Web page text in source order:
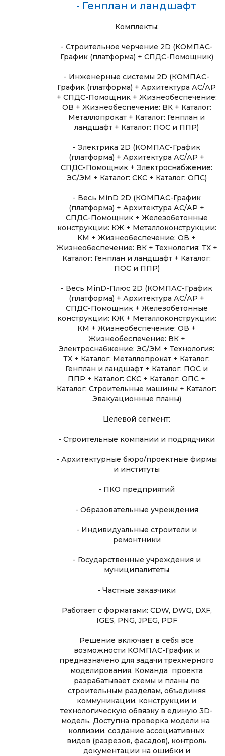
- Генплан и ландшафт
Комплекты:
- Строительное черчение 2D (КОМПАС-
График (платформа) + СПДС-Помощник)
- Инженерные системы 2D (КОМПАС-
График (платформа) + Архитектура АС/АР
+ СПДС-Помощник + Жизнеобеспечение:
ОВ + Жизнеобеспечение: ВК + Каталог:
Металлопрокат + Каталог: Генплан и
ландшафт + Каталог: ПОС и ППР)
- Электрика 2D (КОМПАС-График
(платформа) + Архитектура АС/АР +
СПДС-Помощник + Электроснабжение:
ЭС/ЭМ + Каталог: СКС + Каталог: ОПС)
- Весь MinD 2D (КОМПАС-График
(платформа) + Архитектура АС/АР +
СПДС-Помощник + Железобетонные
конструкции: КЖ + Металлоконструкции:
КМ + Жизнеобеспечение: ОВ +
Жизнеобеспечение: ВК + Технология: ТХ +
Каталог: Генплан и ландшафт + Каталог:
ПОС и ППР)
- Весь MinD-Плюс 2D (КОМПАС-График
(платформа) + Архитектура АС/АР +
СПДС-Помощник + Железобетонные
конструкции: КЖ + Металлоконструкции:
КМ + Жизнеобеспечение: ОВ +
Жизнеобеспечение: ВК +
Электроснабжение: ЭС/ЭМ + Технология:
ТХ + Каталог: Металлопрокат + Каталог:
Генплан и ландшафт + Каталог: ПОС и
ППР + Каталог: СКС + Каталог: ОПС +
Каталог: Строительные машины + Каталог:
Эвакуационные планы)
Целевой сегмент:
- Строительные компании и подрядчики
- Архитектурные бюро/проектные фирмы
и институты
- ПКО предприятий
- Образовательные учреждения
- Индивидуальные строители и
ремонтники
- Государственные учреждения и
муниципалитеты
- Частные заказчики
Работает с форматами: CDW, DWG, DXF,
IGES, PNG, JPEG, PDF
Решение включает в себя все
возможности КОМПАС-График и
предназначено для задачи трехмерного
моделирования. Команда проекта
разрабатывает схемы и планы по
строительным разделам, объединяя
коммуникации, конструкции и
технологическую обвязку в единую 3D-
модель. Доступна проверка модели на
коллизии, создание ассоциативных
видов (разрезов, фасадов), контроль
документации на ошибки и